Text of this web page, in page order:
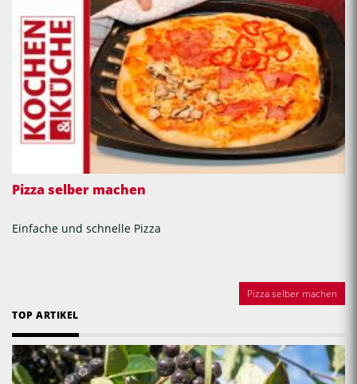
Pizza selber machen
Einfache und schnelle Pizza
Pizza selber machen
TOP ARTIKEL